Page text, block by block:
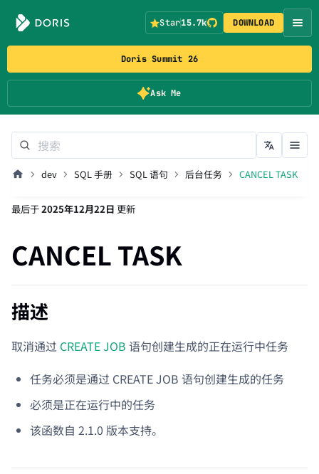
Doris Summit 26
Ask Me
Star15.7k DOWNLOAD
dev SQL 手册 SQL 语句 后台任务 CANCEL TASK
最后于2025年12月22日 更新
CANCEL TASK
描述
取消通过 CREATE JOB 语句创建生成的正在运行中任务
任务必须是通过 CREATE JOB 语句创建生成的任务
必须是正在运行中的任务
该函数自 2.1.0 版本支持。